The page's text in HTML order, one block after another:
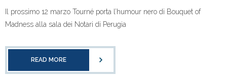
Il prossimo 12 marzo Tourné porta l’humour nero di Bouquet of
Madness alla sala dei Notari di Perugia
READ MORE